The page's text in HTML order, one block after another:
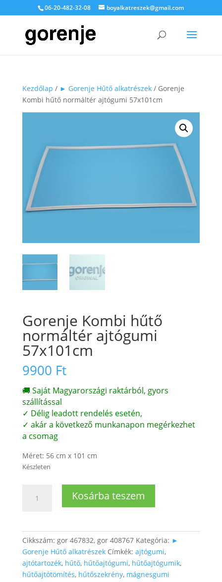
06-20-482-32-08 boyalkatreszek@gmail.com
Kezdőlap / ► Gorenje Hűtő alkatrészek/ Gorenje
Kombi hűtő normáltér ajtógumi 57x101cm
Gorenje Kombi hűtő
normáltér ajtógumi
57x101cm
9900 Ft
🚚 Saját Magyarországi raktárból, gyors
szállítással
✓ Délig leadott rendelés esetén,
✓ akár a következő munkanapon megérkezhet
a csomag
Méret: 56 cm x 101 cm
Készleten
Kombi
ajtógumi
57x101cm
mennyiség
Kosárba teszem
Cikkszám: gor 467832, gor 408767 Kategória: ►
Gorenje Hűtő alkatrészek Címkék: ajtógumi,
ajtótartozék, hűtő, hűtőajtógumi, hűtőajtógumik,
hűtőajtótömítés, hűtőszekrény, mágnesgumi